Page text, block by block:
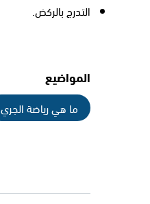
التدرج بالركض.
المواضيع
ما هي رياضة الجري